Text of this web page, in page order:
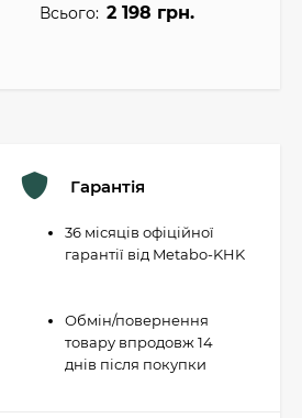
Всього: 2 198 грн.
Гарантія
36 місяців офіційної
гарантії від Metabo-KHK
Обмін/повернення
товару впродовж 14
днів після покупки